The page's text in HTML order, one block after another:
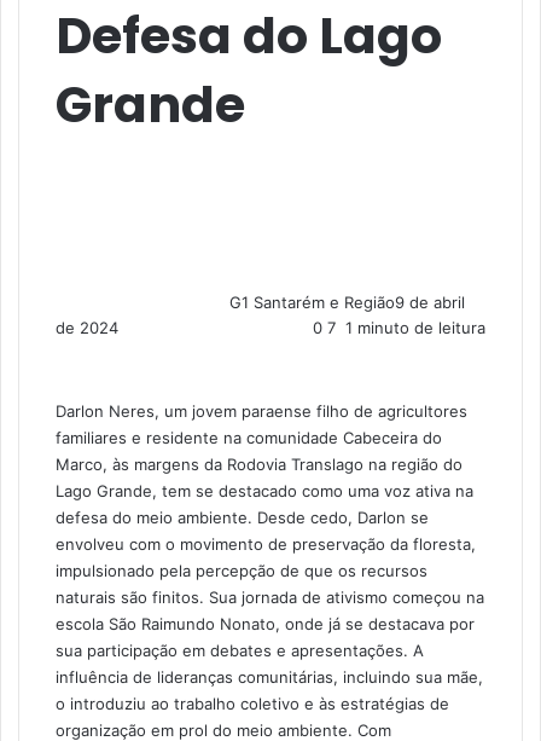
Defesa do Lago
Grande
G1 Santarém e Região9 de abril
de 2024
0 7 1 minuto de leitura
Darlon Neres, um jovem paraense filho de agricultores
familiares e residente na comunidade Cabeceira do
Marco, às margens da Rodovia Translago na região do
Lago Grande, tem se destacado como uma voz ativa na
defesa do meio ambiente. Desde cedo, Darlon se
envolveu com o movimento de preservação da floresta,
impulsionado pela percepção de que os recursos
naturais são finitos. Sua jornada de ativismo começou na
escola São Raimundo Nonato, onde já se destacava por
sua participação em debates e apresentações. A
influência de lideranças comunitárias, incluindo sua mãe,
o introduziu ao trabalho coletivo e às estratégias de
organização em prol do meio ambiente. Com